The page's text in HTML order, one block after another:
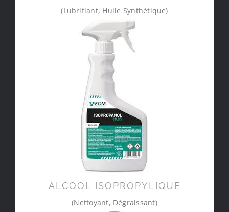
(Lubrifiant, Huile Synthétique)
ALCOOL ISOPROPYLIQUE
(Nettoyant, Dégraissant)